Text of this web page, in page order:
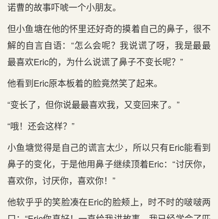
诺曹的故事吓唬一个小朋友。
但小鱼塘在他的怀里还好奇的摸着自己的鼻子，很不
解的自言自语：“怎么会呢？我说谎了呀，我是最最
最喜欢Eric的，为什么说谎了鼻子不变长呢？”
他看到Eric原本板着的脸竟然笑了起来。
“变长了，但你说最最喜欢我，又变回来了。”
“哦！还会这样？”
小鱼塘觉得是自己的谎言太少，所以只有Eric能看到
鼻子的变化，于是他用鼻子继续顶着Eric：“讨厌你，
喜欢你，讨厌你，喜欢你！”
他软乎乎的笑脸凑在Eric的脸颊上，时不时的啵啵两